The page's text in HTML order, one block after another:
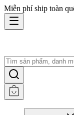
Miễn phí ship toàn